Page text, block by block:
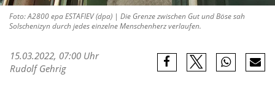
Foto: A2800 epa ESTAFIEV (dpa) | Die Grenze zwischen Gut und Böse sah
Solschenizyn durch jedes einzelne Menschenherz verlaufen.
15.03.2022, 07:00 Uhr
Rudolf Gehrig